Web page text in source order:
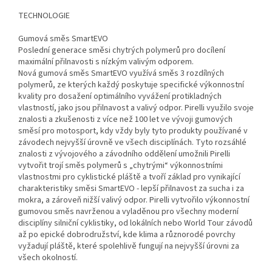
TECHNOLOGIE
Gumová směs SmartEVO
Poslední generace směsi chytrých polymerů pro docílení
maximální přilnavosti s nízkým valivým odporem.
Nová gumová směs SmartEVO využívá směs 3 rozdílných
polymerů, ze kterých každý poskytuje specifické výkonnostní
kvality pro dosažení optimálního vyvážení protikladných
vlastností, jako jsou přilnavost a valivý odpor. Pirelli využilo svoje
znalosti a zkušenosti z více než 100 let ve vývoji gumových
směsí pro motosport, kdy vždy byly tyto produkty používané v
závodech nejvyšší úrovně ve všech disciplínách. Tyto rozsáhlé
znalosti z vývojového a závodního oddělení umožnili Pirelli
vytvořit trojí směs polymerů s „chytrými“ výkonnostními
vlastnostmi pro cyklistické pláště a tvoří základ pro vynikající
charakteristiky směsi SmartEVO - lepší přilnavost za sucha i za
mokra, a zároveň nižší valivý odpor. Pirelli vytvořilo výkonnostní
gumovou směs navrženou a vyladěnou pro všechny moderní
disciplíny silniční cyklistiky, od lokálních nebo World Tour závodů
až po epické dobrodružství, kde klima a různorodé povrchy
vyžadují pláště, které spolehlivě fungují na nejvyšší úrovni za
všech okolností.